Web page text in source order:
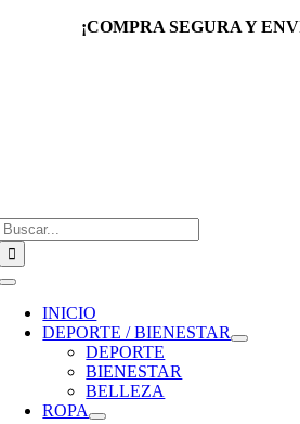
¡COMPRA SEGURA Y
Toggle
Navigation
INICIO
DEPORTE / BIENESTAR
DEPORTE
BIENESTAR
BELLEZA
ROPA